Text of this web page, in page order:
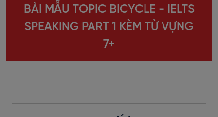
BÀI MẪU TOPIC BICYCLE - IELTS
SPEAKING PART 1 KÈM TỪ VỰNG
7+